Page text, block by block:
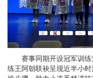
赛事同期开设冠军训
练王阿朝联袂呈现近半小